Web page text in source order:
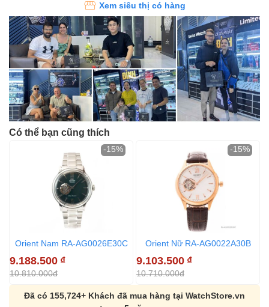
Xem siêu thị có hàng
Có thể bạn cũng thích
Orient Nam RA-AG0026E30C
9.188.500 ₫
10.810.000đ
-15%
Orient Nữ RA-AG0022A30B
9.103.500 ₫
10.710.000đ
-15%
Đã có 155,724+ Khách đã mua hàng tại WatchStore.vn